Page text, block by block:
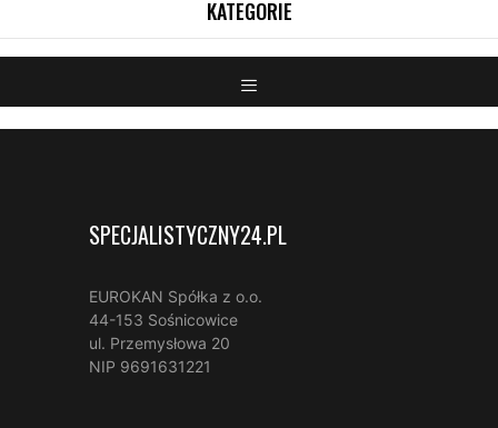
SPECJALISTYCZNY24.PL
EUROKAN Spółka z o.o.
44-153 Sośnicowice
ul. Przemysłowa 20
NIP 9691631221